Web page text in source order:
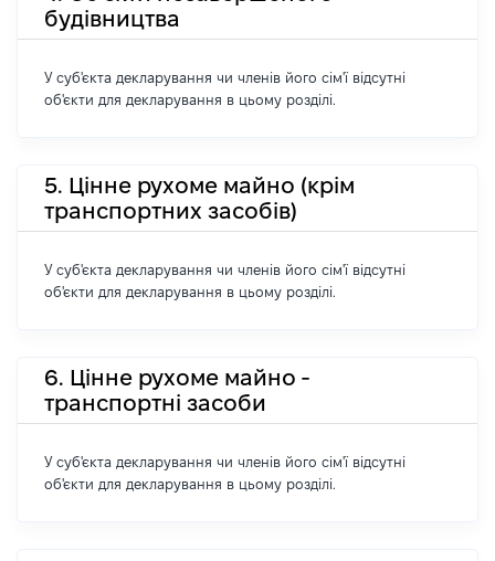
будівництва
У суб'єкта декларування чи членів його сім'ї відсутні
об'єкти для декларування в цьому розділі.
5. Цінне рухоме майно (крім
транспортних засобів)
У суб'єкта декларування чи членів його сім'ї відсутні
об'єкти для декларування в цьому розділі.
6. Цінне рухоме майно -
транспортні засоби
У суб'єкта декларування чи членів його сім'ї відсутні
об'єкти для декларування в цьому розділі.